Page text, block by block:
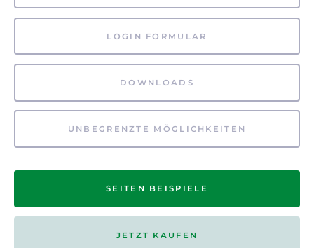
LOGIN FORMULAR
DOWNLOADS
UNBEGRENZTE MÖGLICHKEITEN
SEITEN BEISPIELE
JETZT KAUFEN